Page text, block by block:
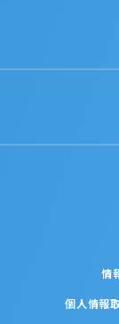
情
個人情報